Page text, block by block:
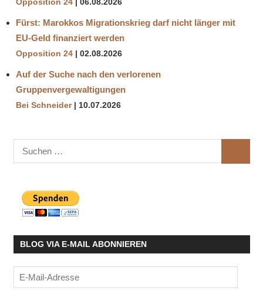
Opposition 24 06.08.2026
Fürst: Marokkos Migrationskrieg darf nicht länger mit
EU-Geld finanziert werden
Opposition 24 02.08.2026
Auf der Suche nach den verlorenen
Gruppenvergewaltigungen
Bei Schneider 10.07.2026
Suchen
nach:
BLOG VIA E-MAIL ABONNIEREN
E-
Mail-